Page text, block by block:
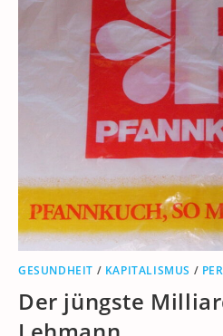
GESUNDHEIT / KAPITALISMUS /
Der jüngste